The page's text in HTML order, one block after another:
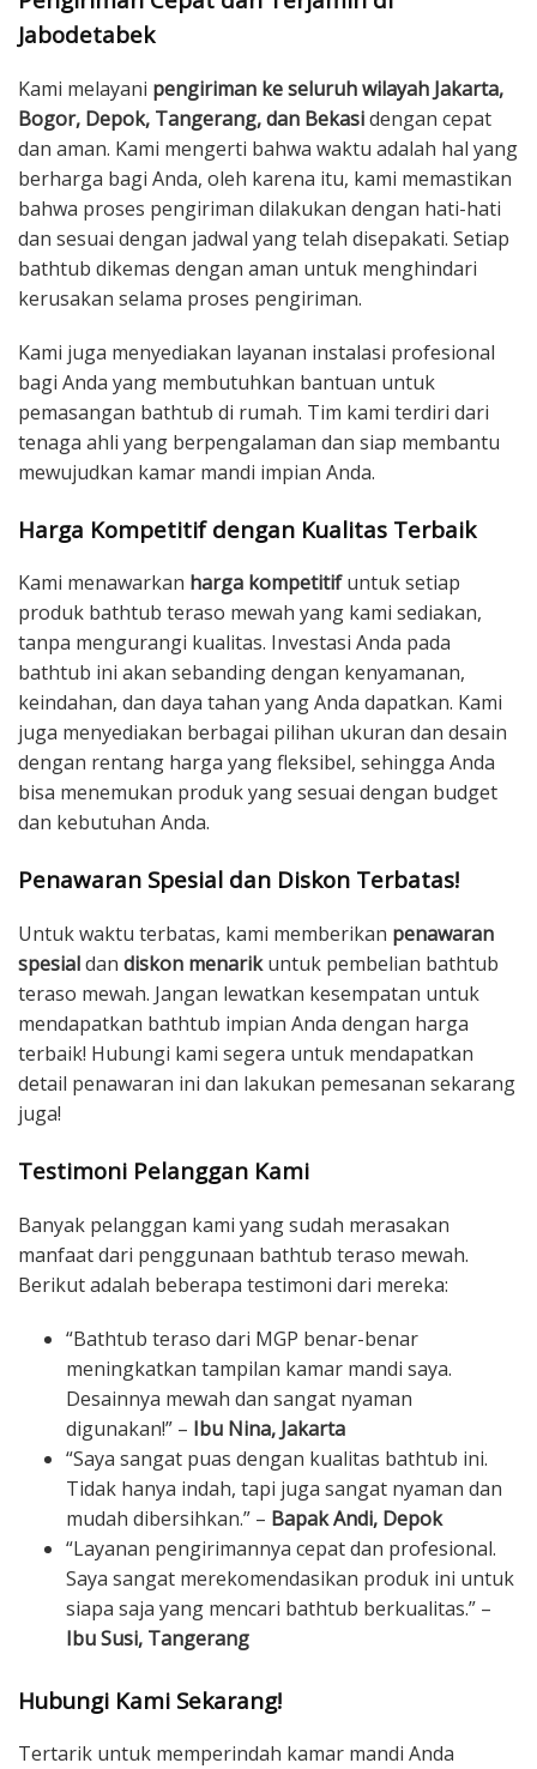
Jabodetabek
Kami melayani pengiriman ke seluruh wilayah Jakarta,
Bogor, Depok, Tangerang, dan Bekasidengan cepat
dan aman. Kami mengerti bahwa waktu adalah hal yang
berharga bagi Anda, oleh karena itu, kami memastikan
bahwa proses pengiriman dilakukan dengan hati-hati
dan sesuai dengan jadwal yang telah disepakati. Setiap
bathtub dikemas dengan aman untuk menghindari
kerusakan selama proses pengiriman.
Kami juga menyediakan layanan instalasi profesional
bagi Anda yang membutuhkan bantuan untuk
pemasangan bathtub di rumah. Tim kami terdiri dari
tenaga ahli yang berpengalaman dan siap membantu
mewujudkan kamar mandi impian Anda.
Harga Kompetitif dengan Kualitas Terbaik
Kami menawarkan harga kompetitifuntuk setiap
produk bathtub teraso mewah yang kami sediakan,
tanpa mengurangi kualitas. Investasi Anda pada
bathtub ini akan sebanding dengan kenyamanan,
keindahan, dan daya tahan yang Anda dapatkan. Kami
juga menyediakan berbagai pilihan ukuran dan desain
dengan rentang harga yang fleksibel, sehingga Anda
bisa menemukan produk yang sesuai dengan budget
dan kebutuhan Anda.
Penawaran Spesial dan Diskon Terbatas!
Untuk waktu terbatas, kami memberikan penawaran
spesialdan diskon menarikuntuk pembelian bathtub
teraso mewah. Jangan lewatkan kesempatan untuk
mendapatkan bathtub impian Anda dengan harga
terbaik! Hubungi kami segera untuk mendapatkan
detail penawaran ini dan lakukan pemesanan sekarang
juga!
Testimoni Pelanggan Kami
Banyak pelanggan kami yang sudah merasakan
manfaat dari penggunaan bathtub teraso mewah.
Berikut adalah beberapa testimoni dari mereka:
“Bathtub teraso dari MGP benar-benar
meningkatkan tampilan kamar mandi saya.
Desainnya mewah dan sangat nyaman
digunakan!” – Ibu Nina, Jakarta
“Saya sangat puas dengan kualitas bathtub ini.
Tidak hanya indah, tapi juga sangat nyaman dan
mudah dibersihkan.” – Bapak Andi, Depok
“Layanan pengirimannya cepat dan profesional.
Saya sangat merekomendasikan produk ini untuk
siapa saja yang mencari bathtub berkualitas.” –
Ibu Susi, Tangerang
Hubungi Kami Sekarang!
Tertarik untuk memperindah kamar mandi Anda